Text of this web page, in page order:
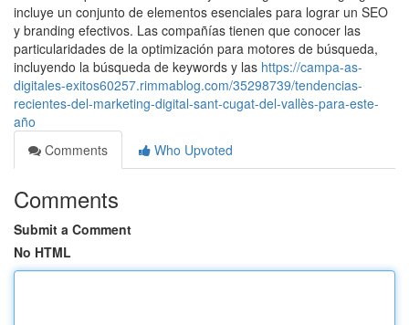
incluye un conjunto de elementos esenciales para lograr un SEO
y branding efectivos. Las compañías tienen que conocer las
particularidades de la optimización para motores de búsqueda,
incluyendo la búsqueda de keywords y las https://campa-as-
digitales-exitos60257.rimmablog.com/35298739/tendencias-
recientes-del-marketing-digital-sant-cugat-del-vallès-para-este-
año
Comments
Who Upvoted
Comments
Submit a Comment
No HTML